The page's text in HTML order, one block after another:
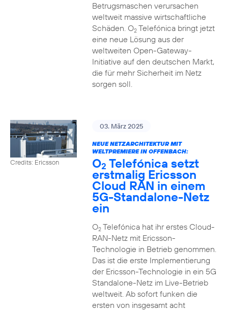
Betrugsmaschen verursachen
weltweit massive wirtschaftliche
Schäden. O2Telefónica bringt jetzt
eine neue Lösung aus der
weltweiten Open-Gateway-
Initiative auf den deutschen Markt,
die für mehr Sicherheit im Netz
sorgen soll.
Credits: Ericsson
03. März 2025
NEUE NETZARCHITEKTUR MIT
WELTPREMIERE IN OFFENBACH:
O2 Telefónica setzt
erstmalig Ericsson
Cloud RAN in einem
5G-Standalone-Netz
ein
O2Telefónica hat ihr erstes Cloud-
RAN-Netz mit Ericsson-
Technologie in Betrieb genommen.
Das ist die erste Implementierung
der Ericsson-Technologie in ein 5G
Standalone-Netz im Live-Betrieb
weltweit. Ab sofort funken die
ersten von insgesamt acht